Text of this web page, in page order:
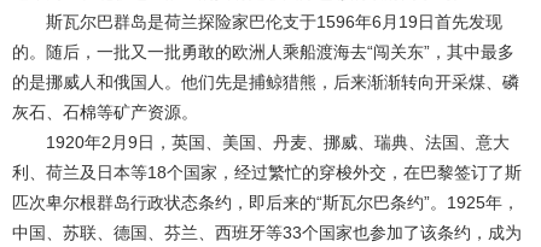
斯瓦尔巴群岛是荷兰探险家巴伦支于1596年6月19日首先发现
的。随后，一批又一批勇敢的欧洲人乘船渡海去“闯关东”，其中最多
的是挪威人和俄国人。他们先是捕鲸猎熊，后来渐渐转向开采煤、磷
灰石、石棉等矿产资源。
1920年2月9日，英国、美国、丹麦、挪威、瑞典、法国、意大
利、荷兰及日本等18个国家，经过繁忙的穿梭外交，在巴黎签订了斯
匹次卑尔根群岛行政状态条约，即后来的“斯瓦尔巴条约”。1925年，
中国、苏联、德国、芬兰、西班牙等33个国家也参加了该条约，成为